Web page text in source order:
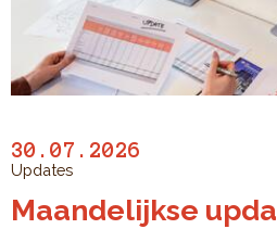
30.07.2026
Updates
Maandelijkse